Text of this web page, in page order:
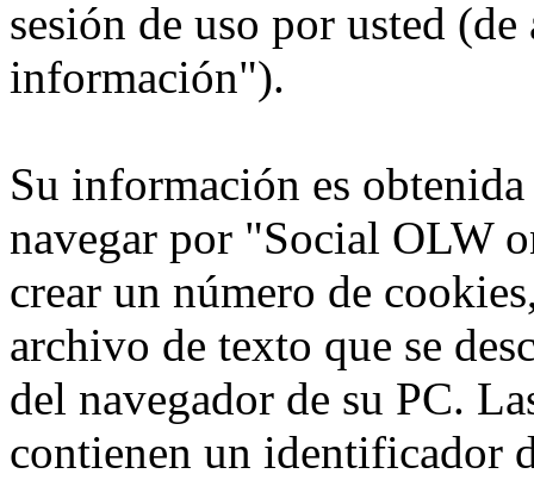
sesión de uso por usted
información").
Su información es
navegar por "Social OLW
crear un número de
archivo de texto que se
del navegador de su PC.
contienen un identificador